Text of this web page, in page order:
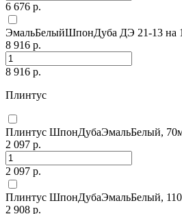
6 676 р.
ЭмальБелыйШпонДуба ДЭ 21-13 на
8 916 р.
8 916 р.
Плинтус
Плинтус ШпонДубаЭмальБелый,
2 097 р.
2 097 р.
Плинтус ШпонДубаЭмальБелый,
2 908 р.